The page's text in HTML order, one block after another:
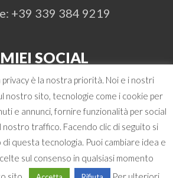
+39 339 384 9219
SOCIAL
Boschi | WIT Grafica &
| P. Iva 02472480348 -
è la nostra priorità. Noi e i nostri
nostro sito, tecnologie come i cookie per
e annunci, fornire funzionalità per social
nostro traffico. Facendo clic di seguito si
questa tecnologia. Puoi cambiare idea e
sul consenso in qualsiasi momento